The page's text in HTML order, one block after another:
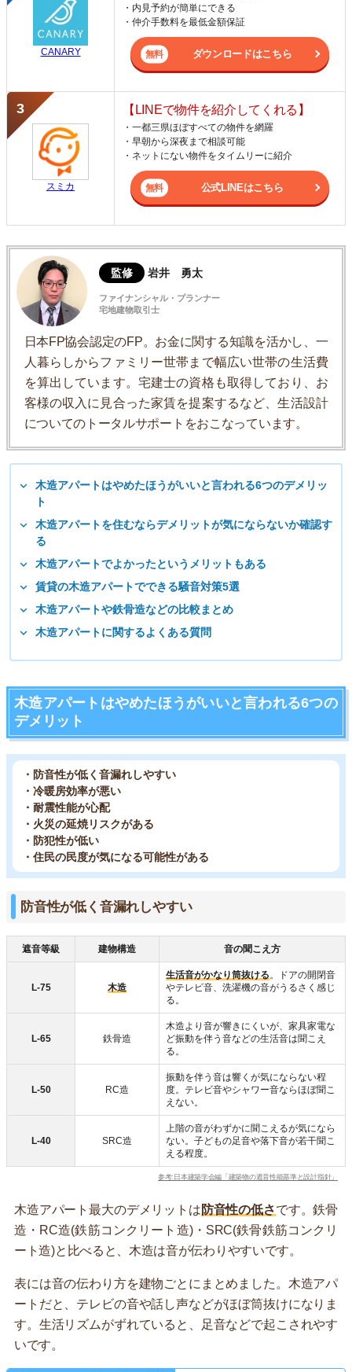
CANARY
・内見予約が簡単にできる
・仲介手数料を最低金額保証
ダウンロードはこちら
スミカ
【LINEで物件を紹介してくれる】
・一都三県ほぼすべての物件を網羅
・早朝から深夜まで相談可能
・ネットにない物件をタイムリーに紹介
公式LINEはこちら
監修 岩井 勇太
ファイナンシャル・プランナー
宅地建物取引士
日本FP協会認定のFP。お金に関する知識を活かし、一
人暮らしからファミリー世帯まで幅広い世帯の生活費
を算出しています。宅建士の資格も取得しており、お
客様の収入に見合った家賃を提案するなど、生活設計
についてのトータルサポートをおこなっています。
木造アパートはやめたほうがいいと言われる6つのデメリッ
ト
木造アパートを住むならデメリットが気にならないか確認す
る
木造アパートでよかったというメリットもある
賃貸の木造アパートでできる騒音対策5選
木造アパートや鉄骨造などの比較まとめ
木造アパートに関するよくある質問
木造アパートはやめたほうがいいと言われる6つの
デメリット
・防音性が低く音漏れしやすい
・冷暖房効率が悪い
・耐震性能が心配
・火災の延焼リスクがある
・防犯性が低い
・住民の民度が気になる可能性がある
防音性が低く音漏れしやすい
遮音等級 建物構造 音の聞こえ方
L-75 木造
生活音がかなり筒抜ける 。ドアの開閉音
やテレビ音、洗濯機の音がうるさく感じ
る。
L-65 鉄骨造
木造より音が響きにくいが、家具家電な
ど振動を伴う音などの生活音は聞こえ
る。
L-50 RC造
振動を伴う音は響くが気にならない程
度。テレビ音やシャワー音ならほぼ聞こ
えない。
L-40 SRC造
上階の音がわずかに聞こえるが気になら
ない。子どもの足音や落下音が若干聞こ
える程度。
参考:日本建築学会編「建築物の遮音性能基準と設計指針」
木造アパート最大のデメリットは 防音性の低さです。鉄骨
造・RC造(鉄筋コンクリート造)・SRC(鉄骨鉄筋コンクリ
ート造)と比べると、木造は音が伝わりやすいです。
表には音の伝わり方を建物ごとにまとめました。木造アパ
ートだと、テレビの音や話し声などがほぼ筒抜けになりま
す。生活リズムがずれていると、足音などで起こされやす
いです。